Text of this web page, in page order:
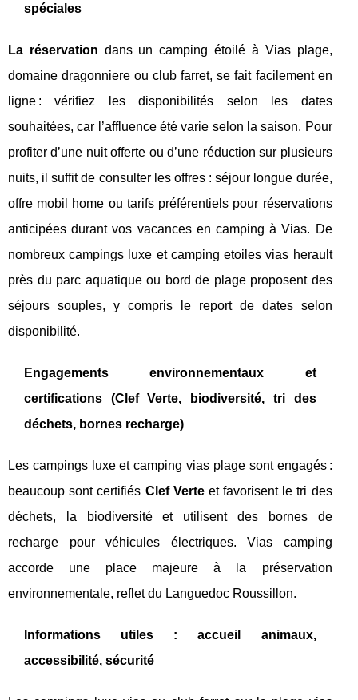
spéciales
La réservation dans un camping étoilé à Vias plage,
domaine dragonniere ou club farret, se fait facilement en
ligne : vérifiez les disponibilités selon les dates
souhaitées, car l’affluence été varie selon la saison. Pour
profiter d’une nuit offerte ou d’une réduction sur plusieurs
nuits, il suffit de consulter les offres : séjour longue durée,
offre mobil home ou tarifs préférentiels pour réservations
anticipées durant vos vacances en camping à Vias. De
nombreux campings luxe et camping etoiles vias herault
près du parc aquatique ou bord de plage proposent des
séjours souples, y compris le report de dates selon
disponibilité.
Engagements environnementaux et
certifications (Clef Verte, biodiversité, tri des
déchets, bornes recharge)
Les campings luxe et camping vias plage sont engagés :
beaucoup sont certifiés Clef Verteet favorisent le tri des
déchets, la biodiversité et utilisent des bornes de
recharge pour véhicules électriques. Vias camping
accorde une place majeure à la préservation
environnementale, reflet du Languedoc Roussillon.
Informations utiles : accueil animaux,
accessibilité, sécurité